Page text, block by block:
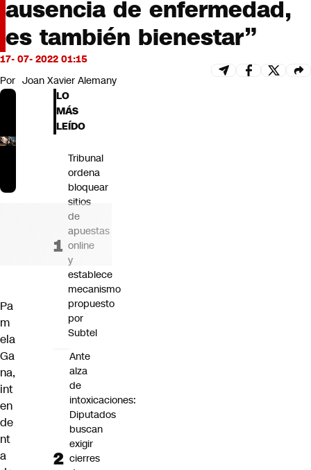
Bits
CNN tiempo
Futuro 360
ausencia de enfermedad,
es también bienestar”
17- 07- 2022 01:15
Por Joan Xavier Alemany
Pa
m
ela
Ga
na,
int
en
de
nt
a
LO
MÁS
LEÍDO
Tribunal
ordena
bloquear
sitios
de
apuestas
online
y
establece
mecanismo
propuesto
por
Subtel
Ante
alza
de
intoxicaciones:
Diputados
buscan
exigir
cierres